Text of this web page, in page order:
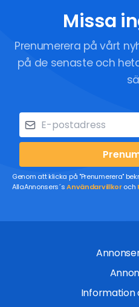
Missa
Prenumerera på vårt
på de senaste och
Genom att klicka på "Prenumerera"
AllaAnnonsers´sAnvändarvillkoroch
Information